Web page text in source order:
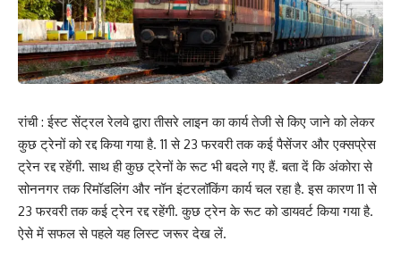
रांची : ईस्ट सेंट्रल रेलवे द्वारा तीसरे लाइन का कार्य तेजी से किए जाने को लेकर
कुछ ट्रेनों को रद्द किया गया है. 11 से 23 फरवरी तक कई पैसेंजर और एक्सप्रेस
ट्रेन रद्द रहेंगी. साथ ही कुछ ट्रेनों के रूट भी बदले गए हैं. बता दें कि अंकोरा से
सोननगर तक रिमॉडलिंग और नॉन इंटरलॉकिंग कार्य चल रहा है. इस कारण 11 से
23 फरवरी तक कई ट्रेन रद्द रहेंगी. कुछ ट्रेन के रूट को डायवर्ट किया गया है.
ऐसे में सफल से पहले यह लिस्ट जरूर देख लें.